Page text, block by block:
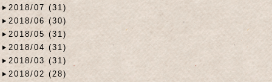
2018/07 (31)
2018/06 (30)
2018/05 (31)
2018/04 (31)
2018/03 (31)
2018/02 (28)